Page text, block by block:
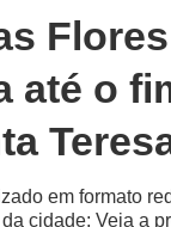
até o
em formato
cidade; Veja a